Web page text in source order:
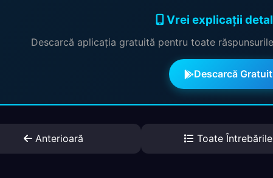
Vrei explicații
Descarcă aplicația gratuită pentru toate
Descarcă Gratuit
Anterioară Toate Întrebările